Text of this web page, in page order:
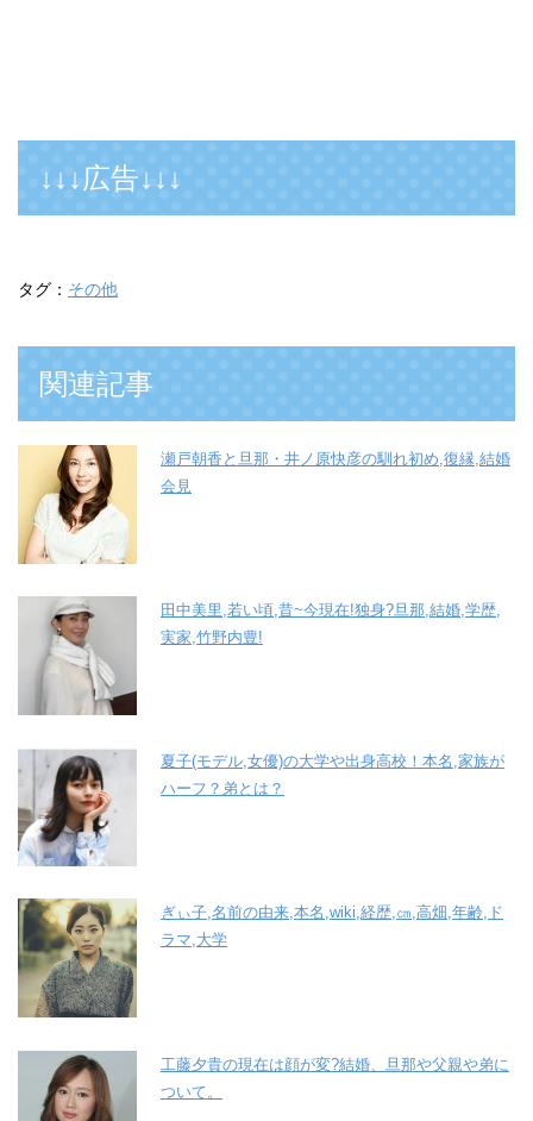
↓↓↓広告↓↓↓
タグ： その他
関連記事
瀬戸朝香と旦那・井ノ原快彦の馴れ初め,復縁,結婚
会見
田中美里,若い頃,昔~今現在!独身?旦那,結婚,学歴,
実家,竹野内豊!
夏子(モデル,女優)の大学や出身高校！本名,家族が
ハーフ？弟とは？
ぎぃ子,名前の由来,本名,wiki,経歴,㎝,高畑,年齢,ド
ラマ,大学
工藤夕貴の現在は顔が変?結婚、旦那や父親や弟に
ついて。